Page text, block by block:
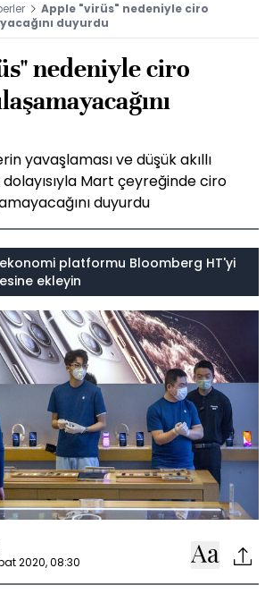
Apple "virüs" nedeniyle ciro
duyurdu
nedeniyle ciro
yavaşlaması ve düşük akıllı
Mart çeyreğinde ciro
duyurdu
platformu Bloomberg HT'yi
ekleyin
2020, 08:30